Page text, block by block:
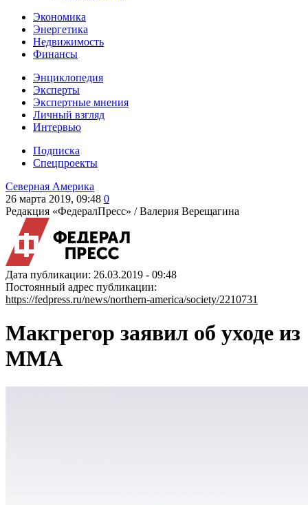
Экономика
Энергетика
Недвижимость
Финансы
Энциклопедия
Эксперты
Экспертные мнения
Личный взгляд
Интервью
Подписка
Спецпроекты
Северная Америка
26 марта 2019, 09:48 0
Редакция «ФедералПресс» /Валерия Верещагина
Дата публикации: 26.03.2019 - 09:48
Постоянный адрес публикации:
https://fedpress.ru/news/northern-america/society/2210731
Макгрегор заявил об уходе из
MMA